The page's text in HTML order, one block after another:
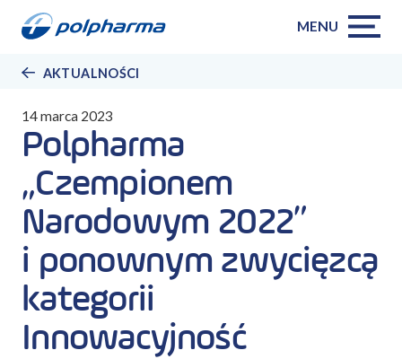
MENU
AKTUALNOŚCI
14 marca 2023
Polpharma
„Czempionem
Narodowym 2022”
i ponownym zwycięzcą
kategorii
Innowacyjność